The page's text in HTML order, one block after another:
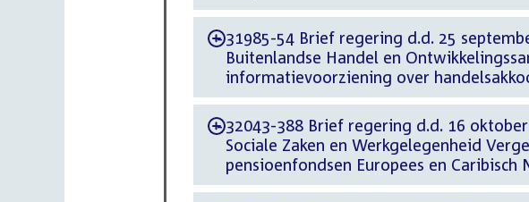
-31985-54 Brief regering d.d. 25
Buitenlandse Handel en
informatievoorziening over
-32043-388 Brief regering d.d. 16
Sociale Zaken en Werkgelegenheid
pensioenfondsen Europees en Caribisch